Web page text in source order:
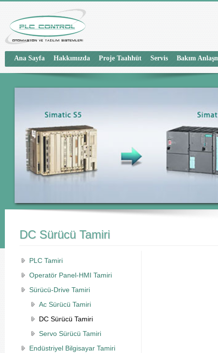
Ana Sayfa Hakkımızda Proje Taahhüt Servis Bakım
DC Sürücü Tamiri
PLC Tamiri
Operatör Panel-HMI Tamiri
Sürücü-Drive Tamiri
Ac Sürücü Tamiri
DC Sürücü Tamiri
Servo Sürücü Tamiri
Endüstriyel Bilgisayar Tamiri